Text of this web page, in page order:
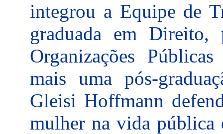
integrou a Equipe de
graduada em Direito,
Organizações
mais uma pós-
Gleisi Hoffmann
mulher na vida pública